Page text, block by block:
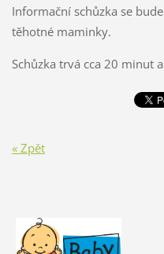
Informační schůzka se
těhotné maminky.
Schůzka trvá cca 20 minut
« Zpět